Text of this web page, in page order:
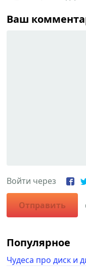
Ваш
Войти через
Отправить
Популярное
Чудеса про диск и